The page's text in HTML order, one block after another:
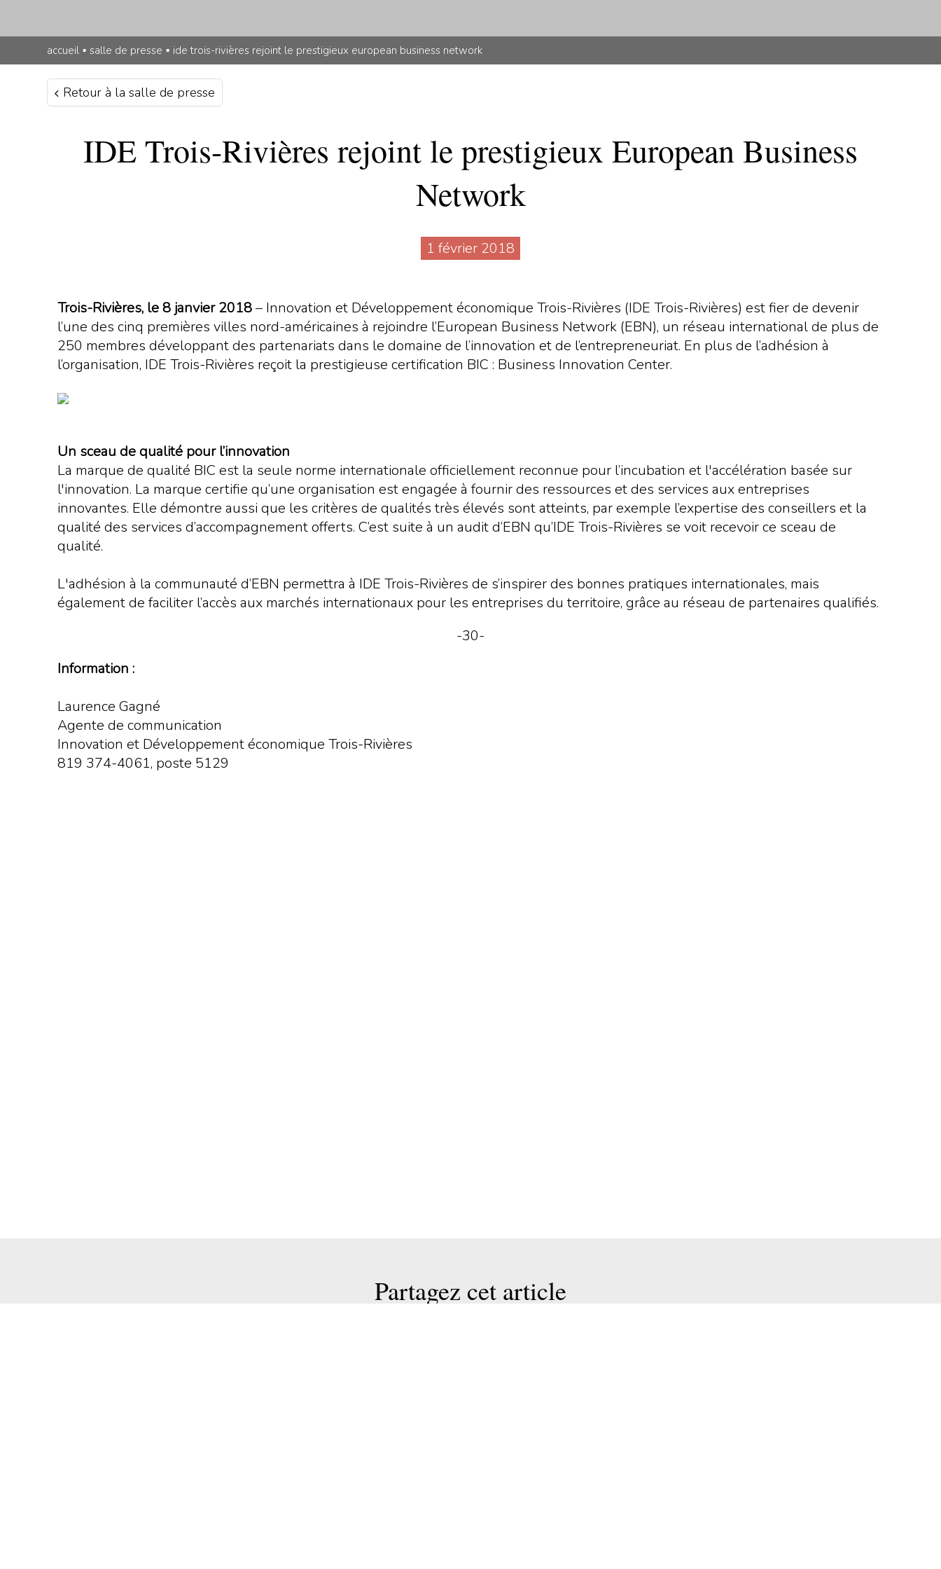
accueil ▪ salle de presse ▪ ide trois-rivières rejoint le prestigieux european business network
Retour à la salle de presse
IDE Trois-Rivières rejoint le prestigieux European Business
Network
1 février 2018
Trois-Rivières, le 8 janvier 2018– Innovation et Développement économique Trois-Rivières (IDE Trois-Rivières) est fier de devenir
l’une des cinq premières villes nord-américaines à rejoindre l’European Business Network (EBN), un réseau international de plus de
250 membres développant des partenariats dans le domaine de l’innovation et de l’entrepreneuriat. En plus de l’adhésion à
l’organisation, IDE Trois-Rivières reçoit la prestigieuse certification BIC : Business Innovation Center.
Un sceau de qualité pour l’innovation
La marque de qualité BIC est la seule norme internationale officiellement reconnue pour l’incubation et l'accélération basée sur
l'innovation. La marque certifie qu’une organisation est engagée à fournir des ressources et des services aux entreprises
innovantes. Elle démontre aussi que les critères de qualités très élevés sont atteints, par exemple l’expertise des conseillers et la
qualité des services d’accompagnement offerts. C’est suite à un audit d’EBN qu’IDE Trois-Rivières se voit recevoir ce sceau de
qualité.
L'adhésion à la communauté d’EBN permettra à IDE Trois-Rivières de s’inspirer des bonnes pratiques internationales, mais
également de faciliter l’accès aux marchés internationaux pour les entreprises du territoire, grâce au réseau de partenaires qualifiés.
-30-
Information :
Laurence Gagné
Agente de communication
Innovation et Développement économique Trois-Rivières
819 374-4061, poste 5129
Partagez cet article